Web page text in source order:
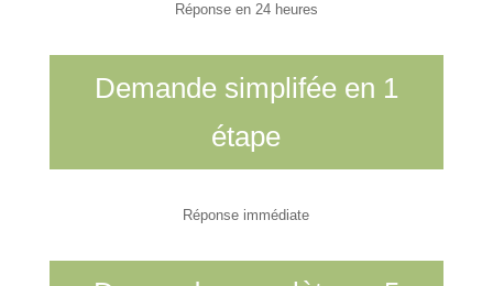
Réponse en 24 heures
Demande simplifée en 1
étape
Réponse immédiate